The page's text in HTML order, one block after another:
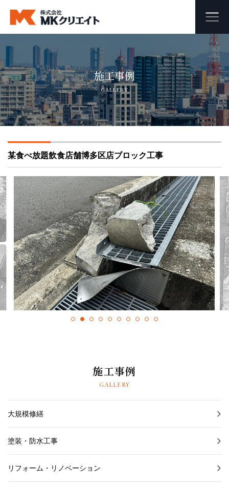
ホーム
MKクリエイトのワンストップ自社施工
ビル・マンション・商業施設の大規模修繕工事
外壁塗装・防水工事
オフィス・店舗の内装リフォーム・リノベーション
足場組み立て・解体工事
会社概要
採用情報
プライバシーポリシー
お問い合わせ
施工事例
GALLERY
某食べ放題飲食店舗博多区店ブロック工事
施工事例
GALLERY
大規模修繕
塗装・防水工事
リフォーム・リノベーション